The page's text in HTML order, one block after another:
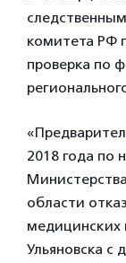
комитета РФ
проверка по
2018 года по
области
медицинских
Ульяновска с